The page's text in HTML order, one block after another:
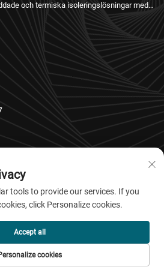
och termiska isoleringslösningar med
Shandong Province
Jiaobao New Material Co.,Ltd.
förbehållna.
tools to provide our services. If you
click Personalize cookies.
cookies
Accept all